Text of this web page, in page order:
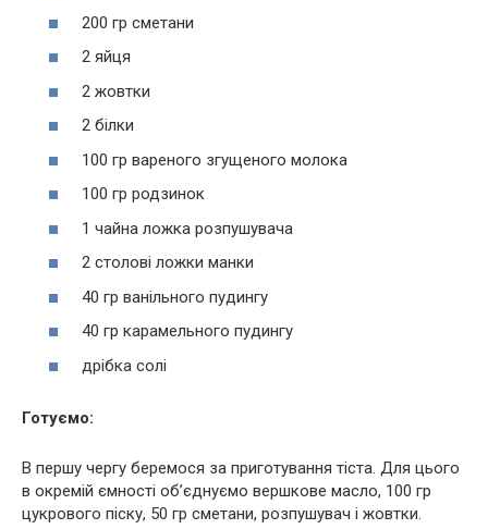
200 гр сметани
2 яйця
2 жовтки
2 білки
100 гр вареного згущеного молока
100 гр родзинок
1 чайна ложка розпушувача
2 столові ложки манки
40 гр ванільного пудингу
40 гр карамельного пудингу
дрібка солі
Готуємо:
В першу чергу беремося за приготування тіста. Для цього
в окремій ємності об’єднуємо вершкове масло, 100 гр
цукрового піску, 50 гр сметани, розпушувач і жовтки.